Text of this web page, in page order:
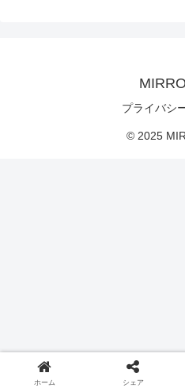
プライバシ
© 2025
ホーム シェア